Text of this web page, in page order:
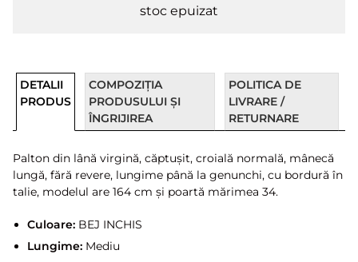
stoc epuizat
DETALII
PRODUS
COMPOZIȚIA
PRODUSULUI ȘI
ÎNGRIJIREA
POLITICA DE
LIVRARE /
RETURNARE
Palton din lână virgină, căptușit, croială normală, mânecă
lungă, fără revere, lungime până la genunchi, cu bordură în
talie, modelul are 164 cm și poartă mărimea 34.
Culoare:BEJ INCHIS
Lungime:Mediu